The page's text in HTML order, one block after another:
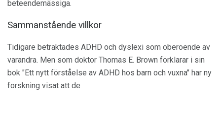
beteendemässiga.
Sammanstående villkor
Tidigare betraktades ADHD och dyslexi som oberoende av
varandra. Men som doktor Thomas E. Brown förklarar i sin
bok "Ett nytt förståelse av ADHD hos barn och vuxna" har ny
forskning visat att de